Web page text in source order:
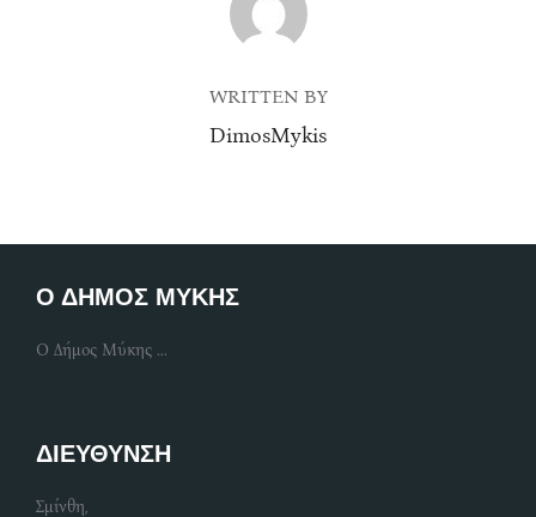
WRITTEN BY
DimosMykis
Ο ΔΗΜΟΣ ΜΥΚΗΣ
Ο Δήμος Μύκης ...
ΔΙΕΥΘΥΝΣΗ
Σμίνθη,